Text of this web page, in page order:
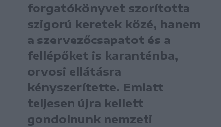
forgatókönyvet szorította
szigorú keretek közé, hanem
a szervezőcsapatot és a
fellépőket is karanténba,
orvosi ellátásra
kényszerítette. Emiatt
teljesen újra kellett
gondolnunk nemzeti